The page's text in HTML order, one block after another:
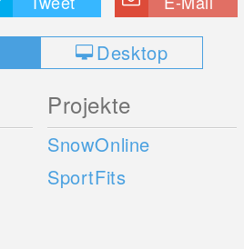
Desktop
Projekte
SnowOnline
SportFits